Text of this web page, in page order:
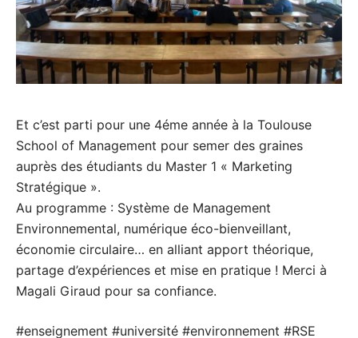
Et c’est parti pour une 4éme année à la Toulouse
School of Management pour semer des graines
auprès des étudiants du Master 1 « Marketing
Stratégique ».
Au programme : Système de Management
Environnemental, numérique éco-bienveillant,
économie circulaire… en alliant apport théorique,
partage d’expériences et mise en pratique ! Merci à
Magali Giraud pour sa confiance.
#enseignement #université #environnement #RSE